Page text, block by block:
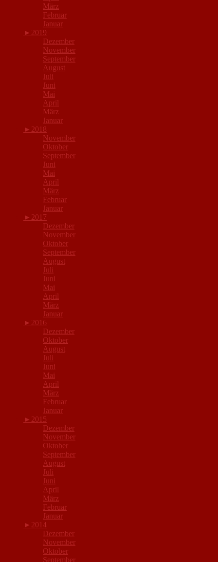
März
Februar
Januar
► 2019
Dezember
November
September
August
Juli
Juni
Mai
April
März
Januar
► 2018
November
Oktober
September
Juni
Mai
April
März
Februar
Januar
► 2017
Dezember
November
Oktober
September
August
Juli
Juni
Mai
April
März
Januar
► 2016
Dezember
Oktober
August
Juli
Juni
Mai
April
März
Februar
Januar
► 2015
Dezember
November
Oktober
September
August
Juli
Juni
April
März
Februar
Januar
► 2014
Dezember
November
Oktober
September